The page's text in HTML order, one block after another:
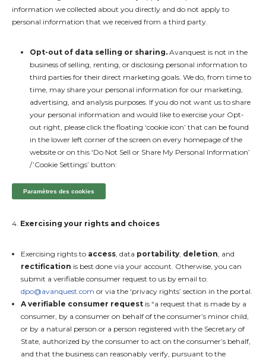
information we collected about you directly and do not apply to
personal information that we received from a third party.
Opt-out of data selling or sharing. Avanquest is not in the
business of selling, renting, or disclosing personal information to
third parties for their direct marketing goals. We do, from time to
time, may share your personal information for our marketing,
advertising, and analysis purposes. If you do not want us to share
your personal information and would like to exercise your Opt-
out right, please click the floating ‘cookie icon’ that can be found
in the lower left corner of the screen on every homepage of the
website or on this ‘Do Not Sell or Share My Personal Information’
/’Cookie Settings’ button:
Paramètres des cookies
4. Exercising your rights and choices
Exercising rights to access , data portability deletion , and
rectification is best done via your account. Otherwise, you can
submit a verifiable consumer request to us by email to:
dpo@avanquest.com or via the ‘privacy rights’ section in the portal.
A verifiable consumer request is “a request that is made by a
consumer, by a consumer on behalf of the consumer’s minor child,
or by a natural person or a person registered with the Secretary of
State, authorized by the consumer to act on the consumer’s behalf,
and that the business can reasonably verify, pursuant to the